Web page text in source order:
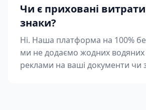
Чи є приховані
знаки?
Ні. Наша платформа на 100%
ми не додаємо жодних водяних
реклами на ваші документи чи